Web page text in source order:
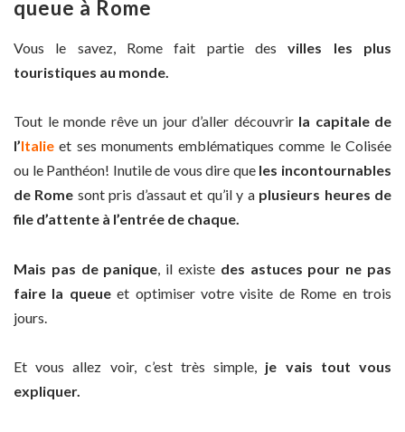
queue à Rome
Vous le savez, Rome fait partie desvilles les plus
touristiques au monde.
Tout le monde rêve un jour d’aller découvrir la capitale de
l’Italie et ses monuments emblématiques comme le Colisée
ou le Panthéon! Inutile de vous dire que les incontournables
de Rome sont pris d’assaut et qu’il y a plusieurs heures de
file d’attente à l’entrée de chaque.
Mais pas de panique , il existe des astuces pour ne pas
faire la queueet optimiser votre visite de Rome en trois
jours.
Et vous allez voir, c’est très simple, je vais tout vous
expliquer.